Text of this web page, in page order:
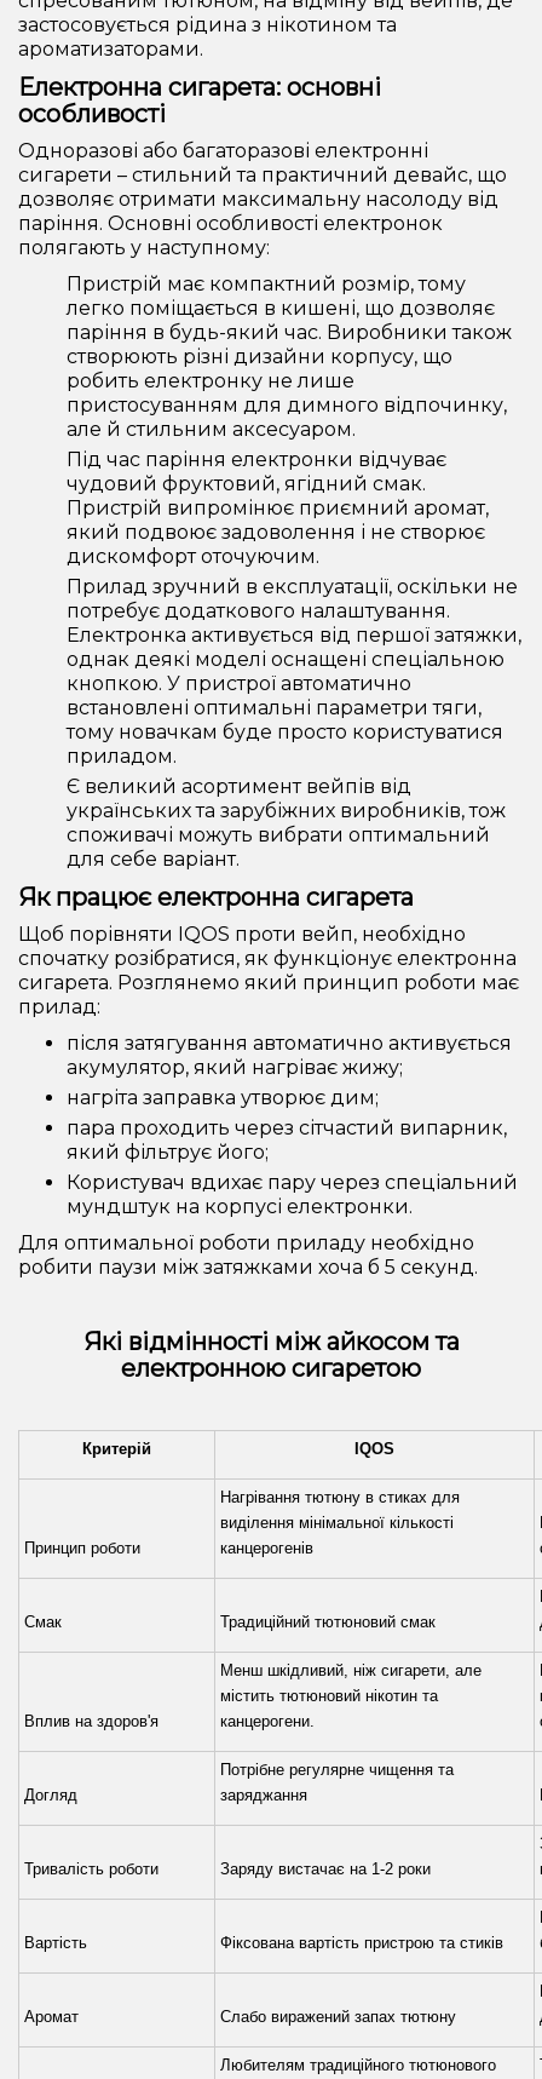
застосовується рідина з нікотином та
ароматизаторами.
Електронна сигарета: основні
особливості
Одноразові або багаторазові електронні
сигарети – стильний та практичний девайс, що
дозволяє отримати максимальну насолоду від
паріння. Основні особливості електронок
полягають у наступному:
Пристрій має компактний розмір, тому
легко поміщається в кишені, що дозволяє
паріння в будь-який час. Виробники також
створюють різні дизайни корпусу, що
робить електронку не лише
пристосуванням для димного відпочинку,
але й стильним аксесуаром.
Під час паріння електронки відчуває
чудовий фруктовий, ягідний смак.
Пристрій випромінює приємний аромат,
який подвоює задоволення і не створює
дискомфорт оточуючим.
Прилад зручний в експлуатації, оскільки не
потребує додаткового налаштування.
Електронка активується від першої затяжки,
однак деякі моделі оснащені спеціальною
кнопкою. У пристрої автоматично
встановлені оптимальні параметри тяги,
тому новачкам буде просто користуватися
приладом.
Є великий асортимент вейпів від
українських та зарубіжних виробників, тож
споживачі можуть вибрати оптимальний
для себе варіант.
Як працює електронна сигарета
Щоб порівняти IQOS проти вейп, необхідно
спочатку розібратися, як функціонує електронна
сигарета. Розглянемо який принцип роботи має
прилад:
після затягування автоматично активується
акумулятор, який нагріває жижу;
нагріта заправка утворює дим;
пара проходить через сітчастий випарник,
який фільтрує його;
Користувач вдихає пару через спеціальний
мундштук на корпусі електронки.
Для оптимальної роботи приладу необхідно
робити паузи між затяжками хоча б 5 секунд.
Які відмінності між айкосом та
електронною сигаретою
Критерій IQOS
Принцип роботи
Нагрівання тютюну в стиках для
виділення мінімальної кількості
канцерогенів
Смак Традиційний тютюновий смак
Вплив на здоров'я
Менш шкідливий, ніж сигарети, але
містить тютюновий нікотин та
канцерогени.
Догляд
Потрібне регулярне чищення та
заряджання
Тривалість роботи Заряду вистачає на 1-2 роки
Вартість Фіксована вартість пристрою та стиків
Аромат Слабо виражений запах тютюну
Любителям традиційного тютюнового